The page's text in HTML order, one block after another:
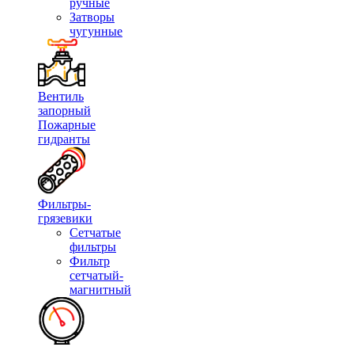
ручные
Затворы
чугунные
Вентиль
запорный
Пожарные
гидранты
Фильтры-
грязевики
Сетчатые
фильтры
Фильтр
сетчатый-
магнитный